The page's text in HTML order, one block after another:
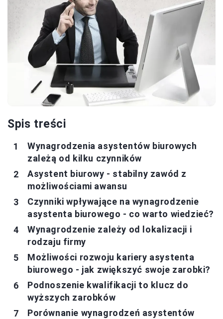
Spis treści
Wynagrodzenia asystentów biurowych
zależą od kilku czynników
Asystent biurowy - stabilny zawód z
możliwościami awansu
Czynniki wpływające na wynagrodzenie
asystenta biurowego - co warto wiedzieć?
Wynagrodzenie zależy od lokalizacji i
rodzaju firmy
Możliwości rozwoju kariery asystenta
biurowego - jak zwiększyć swoje zarobki?
Podnoszenie kwalifikacji to klucz do
wyższych zarobków
Porównanie wynagrodzeń asystentów